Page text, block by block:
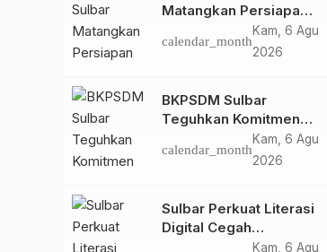
Matangkan Persiapan
HUT Ke-81 RI, Puncak
Upacara di Lapangan
calendar_month
Kam, 6 Agu
2026
BKPSDM Sulbar
Teguhkan Komitmen
Pengembangan
Kompetensi ASN
Perjanjian Tugas
Belajar 2026
calendar_month
Kam, 6 Agu
2026
Sulbar Perkuat Literasi
Digital Cegah
Kejahatan LoveKam, 6 Agu